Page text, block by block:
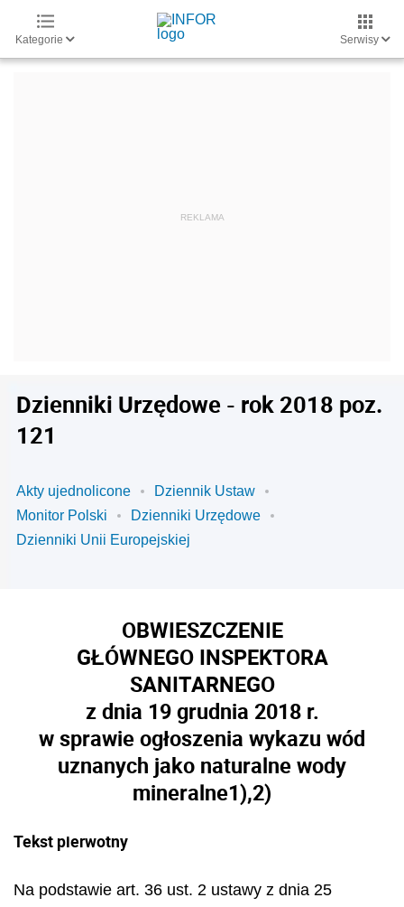
Kategorie Serwisy
Dzienniki Urzędowe - rok 2018 poz.
121
Akty ujednolicone
Dziennik Ustaw
Monitor Polski
Dzienniki Urzędowe
Dzienniki Unii Europejskiej
OBWIESZCZENIE
GŁÓWNEGO INSPEKTORA
SANITARNEGO
z dnia 19 grudnia 2018 r.
w sprawie ogłoszenia wykazu wód
uznanych jako naturalne wody
mineralne1),2)
Tekst pierwotny
Na podstawie art. 36 ust. 2 ustawy z dnia 25